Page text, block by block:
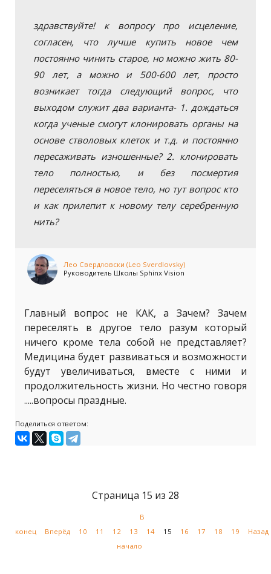
здравствуйте! к вопросу про исцеление,
согласен, что лучше купить новое чем
постоянно чинить старое, но можно жить 80-
90 лет, а можно и 500-600 лет, просто
возникает тогда следующий вопрос, что
выходом служит два варианта- 1. дождаться
когда ученые смогут клонировать органы на
основе стволовых клеток и т.д. и постоянно
пересаживать изношенные? 2. клонировать
тело полностью, и без посмертия
переселяться в новое тело, но тут вопрос кто
и как прилепит к новому телу серебренную
нить?
Лео Свердловски (Leo Sverdlovsky)
Руководитель Школы Sphinx Vision
Главный вопрос не КАК, а Зачем? Зачем
переселять в другое тело разум который
ничего кроме тела собой не представляет?
Медицина будет развиваться и возможности
будут увеличиваться, вместе с ними и
продолжительность жизни. Но честно говоря
.....вопросы праздные.
Поделиться ответом:
Страница 15 из 28
В
конец
Вперёд 10 11 12 13 14 15 16 17 18 19
Назад
начало